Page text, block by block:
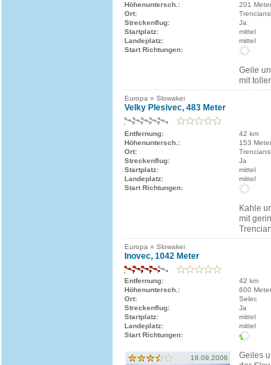
Höhenuntersch.:
201 Meter
Ort:
Streckenflug:
Ja
Startplatz:
mittel
Landeplatz:
mittel
Start Richtungen:
Geile
mit
Europa » Slowakei
Velky Plesivec, 483 Meter
Entfernung:
42 km
Höhenuntersch.:
153 Meter
Ort:
Streckenflug:
Ja
Startplatz:
mittel
Landeplatz:
mittel
Start Richtungen:
Kahle
mit
Europa » Slowakei
Inovec, 1042 Meter
Entfernung:
42 km
Höhenuntersch.:
600 Meter
Ort:
Selec
Streckenflug:
Ja
Startplatz:
mittel
Landeplatz:
mittel
Start Richtungen:
19.09.2006
Geiles